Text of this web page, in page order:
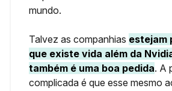
mundo.
Talvez as companhias estejam
que existe vida além da
também é uma boa pedida. A
complicada é que esse mesmo